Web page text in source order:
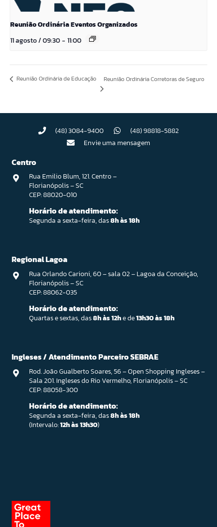
Reunião Ordinária Eventos Organizados
11 agosto / 09:30- 11:00
Reunião Ordinária de Educação Reunião Ordinária Corretoras de Seguro
(48) 3084-9400
(48) 98818-5882
Envie uma mensagem
Centro
Rua Emilio Blum, 121. Centro –
Florianópolis – SC
CEP: 88020-010
Horário de atendimento:
Segunda a sexta-feira, das8h às 18h
Regional Lagoa
Rua Orlando Carioni, 60 – sala 02 – Lagoa da Conceição,
Florianópolis – SC
CEP: 88062-035
Horário de atendimento:
Quartas e sextas, das8h às 12he de13h30 às 18h
Ingleses / Atendimento Parceiro SEBRAE
Rod. João Gualberto Soares, 56 – Open Shopping Ingleses –
Sala 201. Ingleses do Rio Vermelho, Florianópolis – SC
CEP: 88058-300
Horário de atendimento:
Segunda a sexta-feira, das8h às 18h
(Intervalo:12h às 13h30)